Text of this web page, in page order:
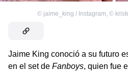
© jaime_king / Instagram, ©
Jaime King conoció a su futuro
en el set de Fanboys, quien fue